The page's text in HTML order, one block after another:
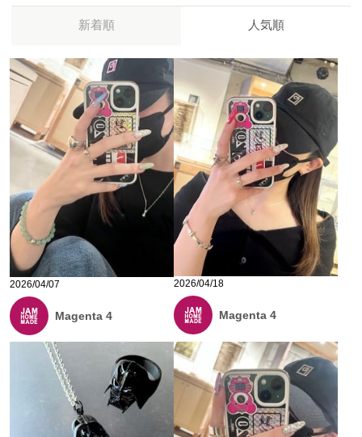
新着順 人気順
2026/04/07
Magenta 4
2026/04/18
Magenta 4